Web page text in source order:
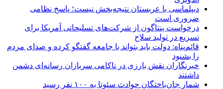
دیپلماسی با عربستان نتیجه‌بخش نیست؛ پاسخ نظامی
ضروری است
درخواست پنتاگون از شرکت‌های تسلیحاتی آمریکا برای
تسریع در تولید سلاح
قائم‌پناه: دولت باید بتواند با جامعه گفتگو کرده و صدای مردم
را بشنود
خبرنگاران نقش بارزی در ناکامی سربازان رسانه‌ای دشمن
داشتند
شمار جان‌باختگان حوادث سئوتا به ۱۰۰ نفر رسید